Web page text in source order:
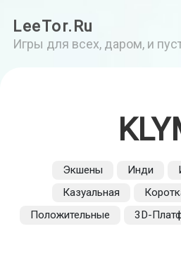
LeeTor.Ru
Игры для всех, даром, и
Экшены Инди
Казуальная
Положительные
3D-